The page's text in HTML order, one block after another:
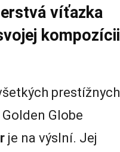
víťazka
kompozícii
prestížnych
Globe
je na výslní. Jej